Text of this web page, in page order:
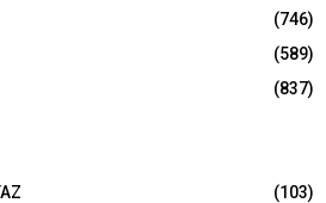
(746)
(589)
(837)
(103)